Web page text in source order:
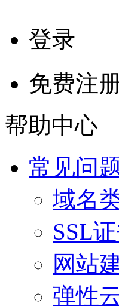
登录
免费注
帮助中心
常见问
域名
SSL
网站
弹性